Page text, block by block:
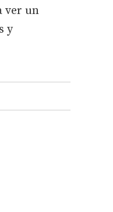
ver un
y